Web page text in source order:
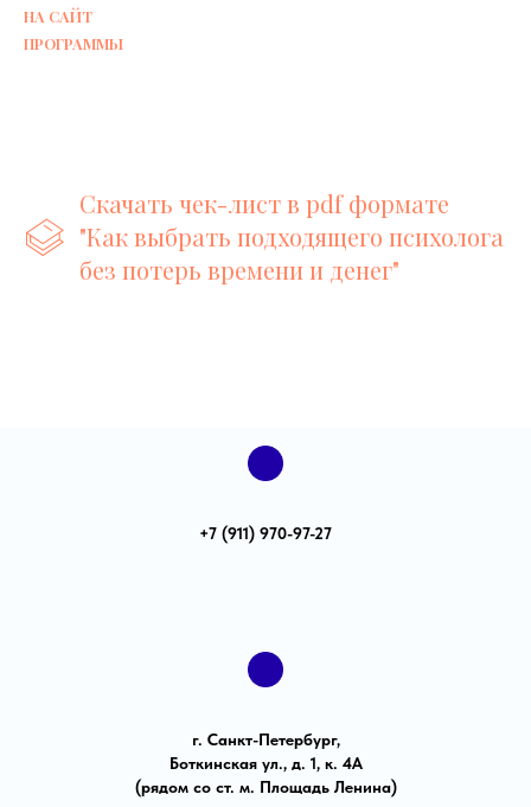
НА САЙТ
ПРОГРАММЫ
Скачать чек-лист в pdf формате
"Как выбрать подходящего психолога
без потерь времени и денег"
+7 (911) 970-97-27
г. Санкт-Петербург,
Боткинская ул., д. 1, к. 4А
(рядом со ст. м. Площадь Ленина)